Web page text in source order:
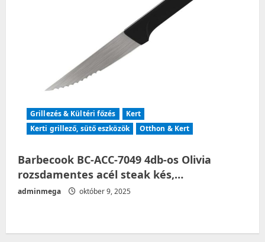
Grillezés & Kültéri főzés
Kert
Kerti grillező, sütő eszközök
Otthon & Kert
Barbecook BC-ACC-7049 4db-os Olivia
rozsdamentes acél steak kés,…
adminmega október 9, 2025